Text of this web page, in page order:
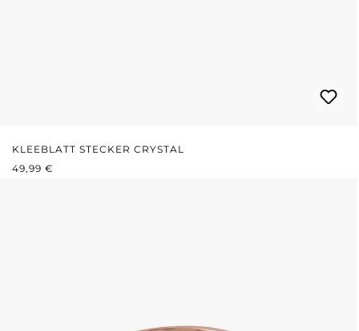
KLEEBLATT STECKER CRYSTAL
REGULÄRER PREIS:
49,99 €